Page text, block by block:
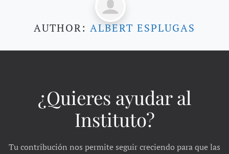
AUTHOR: ALBERT ESPLUGAS
¿Quieres ayudar al
Instituto?
Tu contribución nos permite seguir creciendo para que las